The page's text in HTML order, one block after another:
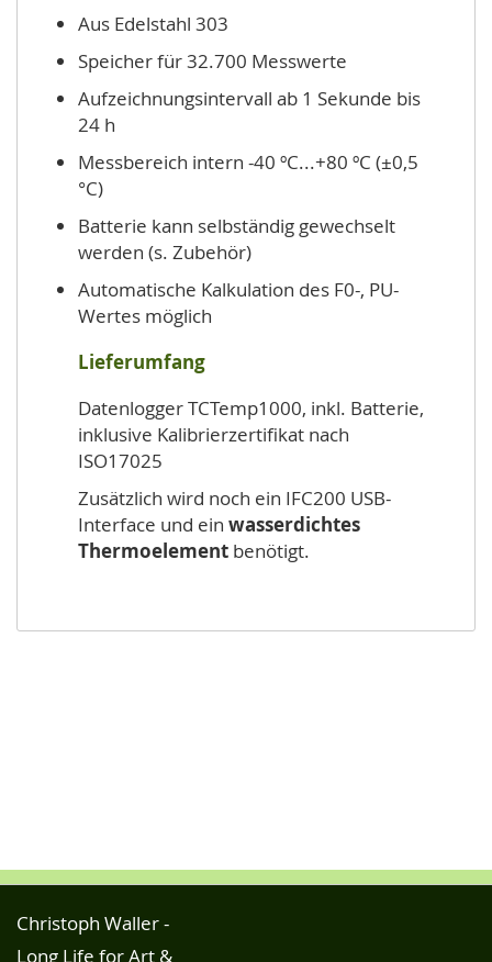
Aus Edelstahl 303
Speicher für 32.700 Messwerte
Aufzeichnungsintervall ab 1 Sekunde bis
24 h
Messbereich intern -40 ºC...+80 ºC (±0,5
°C)
Batterie kann selbständig gewechselt
werden (s. Zubehör)
Automatische Kalkulation des F0-, PU-
Wertes möglich
Lieferumfang
Datenlogger TCTemp1000, inkl. Batterie,
inklusive Kalibrierzertifikat nach
ISO17025
Zusätzlich wird noch ein IFC200 USB-
Interface und ein wasserdichtes
Thermoelement benötigt.
Christoph Waller -
Long Life for Art &